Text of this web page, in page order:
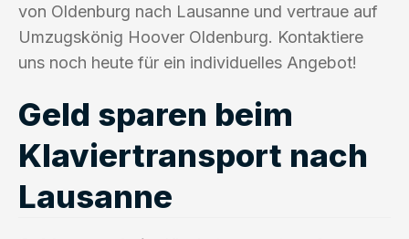
von Oldenburg nach Lausanne und vertraue auf
Umzugskönig Hoover Oldenburg. Kontaktiere
uns noch heute für ein individuelles Angebot!
Geld sparen beim
Klaviertransport nach
Lausanne